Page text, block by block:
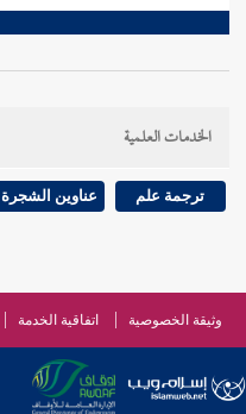
الخدمات العلمية
ترجمة علم عناوين الشجرة
وثيقة الخصوصية اتفاقية الخدمة